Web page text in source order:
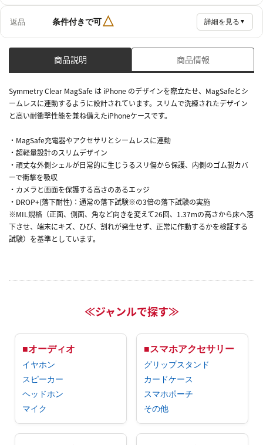
返品 条件付きで可△ 詳細を見る ▼
商品説明 商品情報
Symmetry Clear MagSafe は iPhone のデザインを際立たせ、MagSafeとシ
ームレスに連動するように設計されています。スリムで洗練されたデザイン
と高い耐衝撃性能を兼ね備えたiPhoneケースです。
・MagSafe充電器やアクセサリとシームレスに連動
・超軽量設計のスリムデザイン
・頑丈な外側シェルが日常的に生じうるスリ傷から保護、内側のゴム製カバ
ーで衝撃を吸収
・カメラと画面を保護する高さのあるエッジ
・DROP+(落下耐性)：通常の落下試験※の3倍の落下試験の実施
※MIL規格（正面、側面、角など向きを変えて26回、1.37mの高さから床へ落
下させ、端末にキズ、ひび、割れが発生せず、正常に作動するかを検証する
試験）を基準としています。
≪ジャンルで探す≫
■オーディオ
イヤホン
スピーカー
ヘッドホン
マイク
■スマホアクセサリー
グリップスタンド
カードケース
スマホポーチ
その他